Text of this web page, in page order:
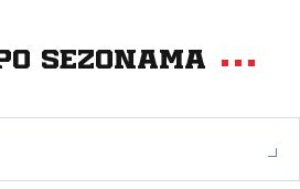
sezonama